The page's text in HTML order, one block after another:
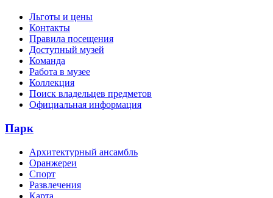
Льготы и цены
Контакты
Правила посещения
Доступный музей
Команда
Работа в музее
Коллекция
Поиск владельцев предметов
Официальная информация
Парк
Архитектурный ансамбль
Оранжереи
Спорт
Развлечения
Карта